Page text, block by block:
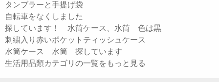
タンブラーと手提げ袋
自転車をなくしました
探しています！ 水筒ケース、水筒 色は黒
刺繍入り赤いポケットティッシュケース
水筒ケース 水筒 探しています
生活用品類カテゴリの一覧をもっと見る